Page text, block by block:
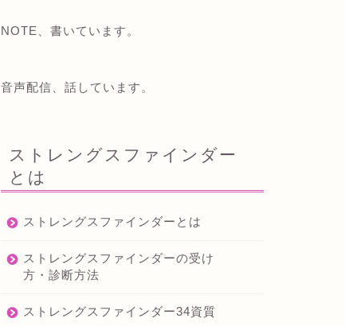
NOTE、書いています。
音声配信、話しています。
ストレングスファインダー
とは
ストレングスファインダーとは
ストレングスファインダーの受け
方・診断方法
ストレングスファインダー34資質